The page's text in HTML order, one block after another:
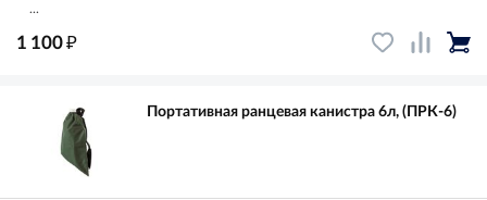
...
1 100₽
Портативная ранцевая канистра 6л, (ПРК-6)